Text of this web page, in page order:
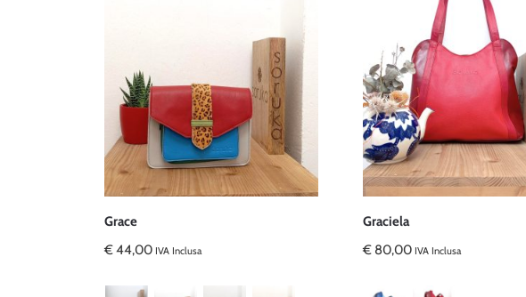
Grace
€44,00 IVA Inclusa
Graciela
€ 80,00 IVA Inclusa